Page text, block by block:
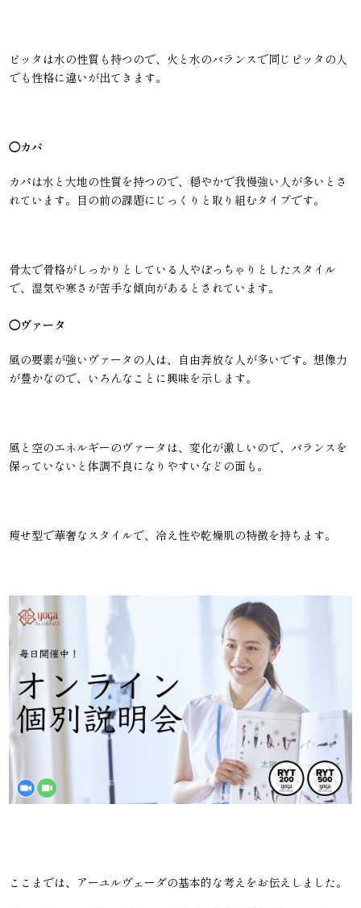
ピッタは水の性質も持つので、火と水のバランスで同じピッタの人
でも性格に違いが出てきます。
◯カパ
カパは水と大地の性質を持つので、穏やかで我慢強い人が多いとさ
れています。目の前の課題にじっくりと取り組むタイプです。
骨太で骨格がしっかりとしている人やぽっちゃりとしたスタイル
で、湿気や寒さが苦手な傾向があるとされています。
◯ヴァータ
風の要素が強いヴァータの人は、自由奔放な人が多いです。想像力
が豊かなので、いろんなことに興味を示します。
風と空のエネルギーのヴァータは、変化が激しいので、バランスを
保っていないと体調不良になりやすいなどの面も。
痩せ型で華奢なスタイルで、冷え性や乾燥肌の特徴を持ちます。
ここまでは、アーユルヴェーダの基本的な考えをお伝えしました。